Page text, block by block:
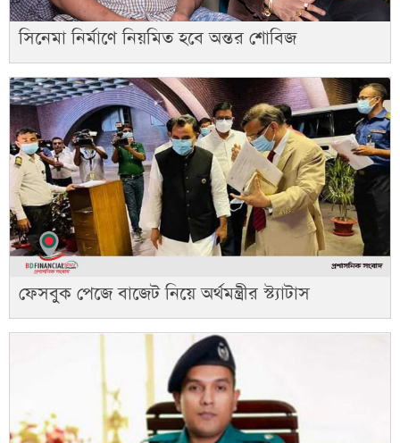
সিনেমা নির্মাণে নিয়মিত হবে অন্তর শোবিজ
ফেসবুক পেজে বাজেট নিয়ে অর্থমন্ত্রীর স্ট্যাটাস